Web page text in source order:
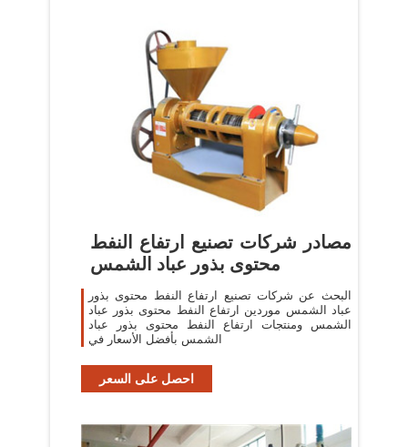
مصادر شركات تصنيع ارتفاع النفط
محتوى بذور عباد الشمس
البحث عن شركات تصنيع ارتفاع النفط محتوى بذور
عباد الشمس موردين ارتفاع النفط محتوى بذور عباد
الشمس ومنتجات ارتفاع النفط محتوى بذور عباد
الشمس بأفضل الأسعار في
احصل على السعر